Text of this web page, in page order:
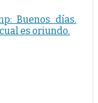
Buenos días.
es oriundo.